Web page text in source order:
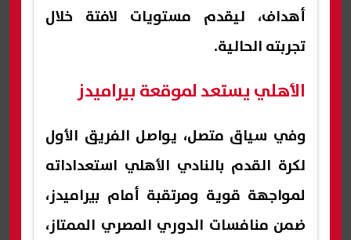
أهداف، ليقدم مستويات لافتة خلال
تجربته الحالية.
الأهلي يستعد لموقعة بيراميدز
وفي سياق متصل، يواصل الفريق الأول
لكرة القدم بالنادي الأهلي استعداداته
لمواجهة قوية ومرتقبة أمام بيراميدز،
ضمن منافسات الدوري المصري الممتاز،